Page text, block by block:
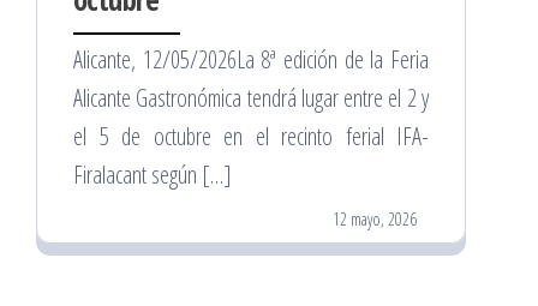
Alicante, 12/05/2026La 8ª edición de la Feria
Alicante Gastronómica tendrá lugar entre el 2 y
el 5 de octubre en el recinto ferial IFA-
Firalacant según […]
12 mayo, 2026